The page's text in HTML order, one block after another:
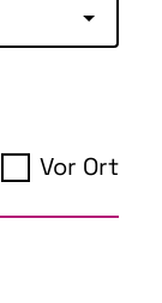
Vor Ort